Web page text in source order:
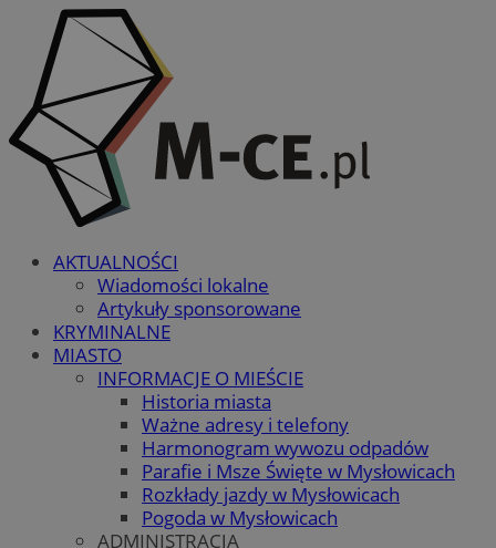
AKTUALNOŚCI
Wiadomości lokalne
Artykuły sponsorowane
KRYMINALNE
MIASTO
INFORMACJE O MIEŚCIE
Historia miasta
Ważne adresy i telefony
Harmonogram wywozu odpadów
Parafie i Msze Święte w Mysłowicach
Rozkłady jazdy w Mysłowicach
Pogoda w Mysłowicach
ADMINISTRACJA